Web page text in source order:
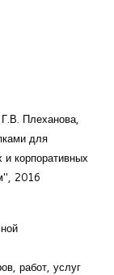
Плеханова,
для
и корпоративных
2016
работ, услуг